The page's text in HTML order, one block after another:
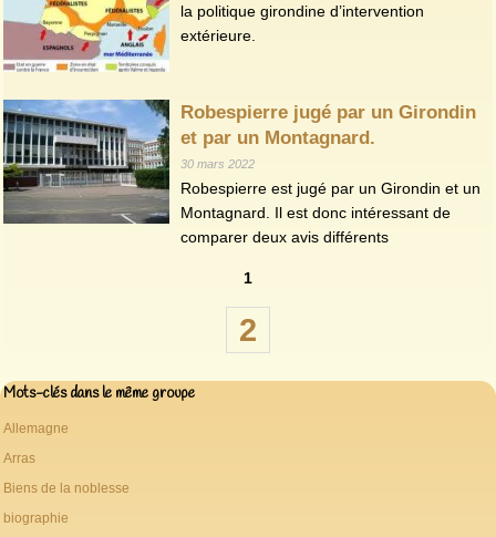
la politique girondine d’intervention
extérieure.
Robespierre jugé par un Girondin
et par un Montagnard.
30 mars 2022
Robespierre est jugé par un Girondin et un
Montagnard. Il est donc intéressant de
comparer deux avis différents
1
2
Mots-clés dans le même groupe
Allemagne
Arras
Biens de la noblesse
biographie